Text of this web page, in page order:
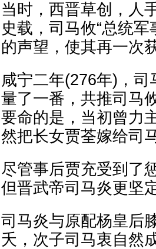
当时，西晋草创，人
史载，司马攸“总统
的声望，使其再一次
咸宁二年(276年)，
量了一番，共推司马
要命的是，当初曾力
然把长女贾荃嫁给司
尽管事后贾充受到了
但晋武帝司马炎更坚
司马炎与原配杨皇后
夭，次子司马衷自然